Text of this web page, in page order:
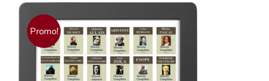
Promo!